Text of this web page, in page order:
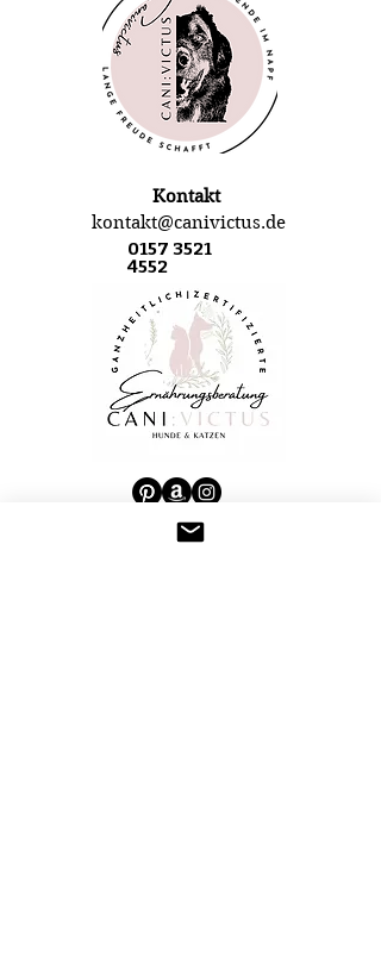
Kontakt
kontakt@canivictus.de
0157 3521
4552